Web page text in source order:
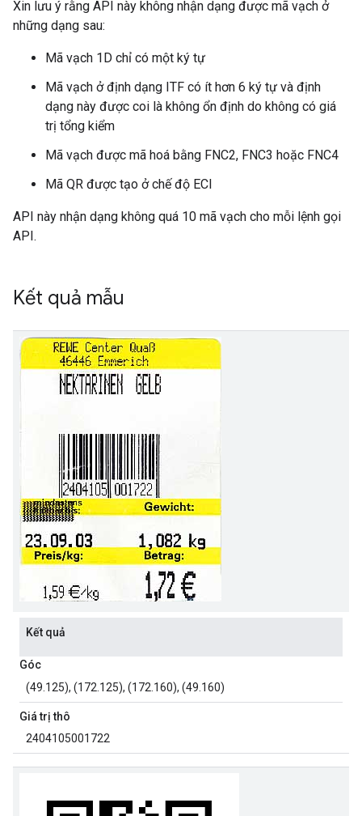
Xin lưu ý rằng API này không nhận dạng được mã vạch ở
những dạng sau:
Mã vạch 1D chỉ có một ký tự
Mã vạch ở định dạng ITF có ít hơn 6 ký tự và định
dạng này được coi là không ổn định do không có giá
trị tổng kiểm
Mã vạch được mã hoá bằng FNC2, FNC3 hoặc FNC4
Mã QR được tạo ở chế độ ECI
API này nhận dạng không quá 10 mã vạch cho mỗi lệnh gọi
API.
Kết quả mẫu
Kết quả
Góc
(49.125), (172.125), (172.160), (49.160)
Giá trị thô
2404105001722